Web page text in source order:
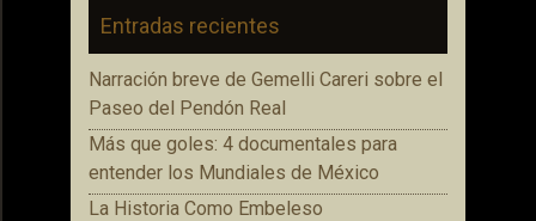
Entradas recientes
Narración breve de Gemelli Careri sobre el
Paseo del Pendón Real
Más que goles: 4 documentales para
entender los Mundiales de México
La Historia Como Embeleso